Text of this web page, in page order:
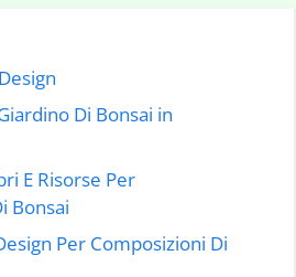
Di Bonsai in
E Risorse Per
Bonsai
Per Composizioni Di